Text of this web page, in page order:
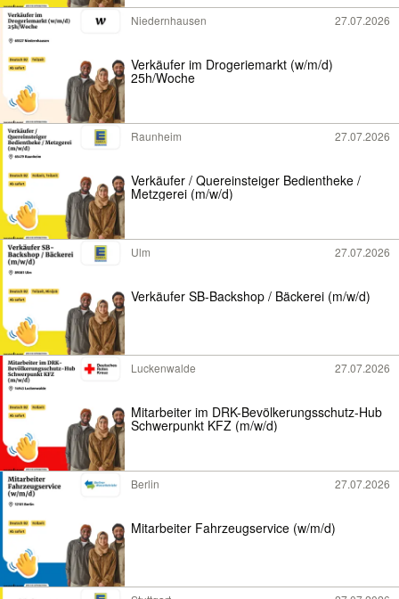
Niedernhausen 27.07.2026
Verkäufer im Drogeriemarkt (w/m/d)
25h/Woche
Raunheim 27.07.2026
Verkäufer / Quereinsteiger Bedientheke /
Metzgerei (m/w/d)
Ulm 27.07.2026
Verkäufer SB-Backshop / Bäckerei (m/w/d)
Luckenwalde 27.07.2026
Mitarbeiter im DRK-Bevölkerungsschutz-Hub
Schwerpunkt KFZ (m/w/d)
Berlin 27.07.2026
Mitarbeiter Fahrzeugservice (w/m/d)